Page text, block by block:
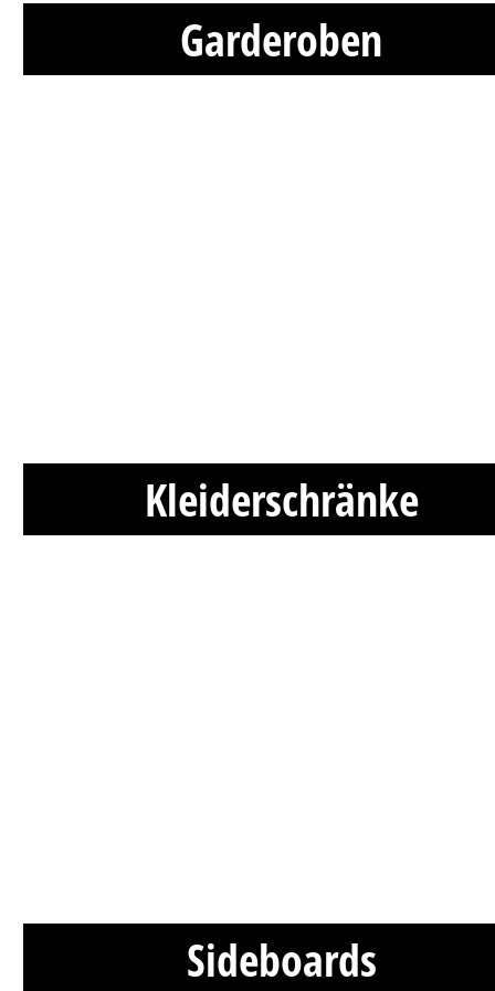
Garderoben
Kleiderschränke
Sideboards